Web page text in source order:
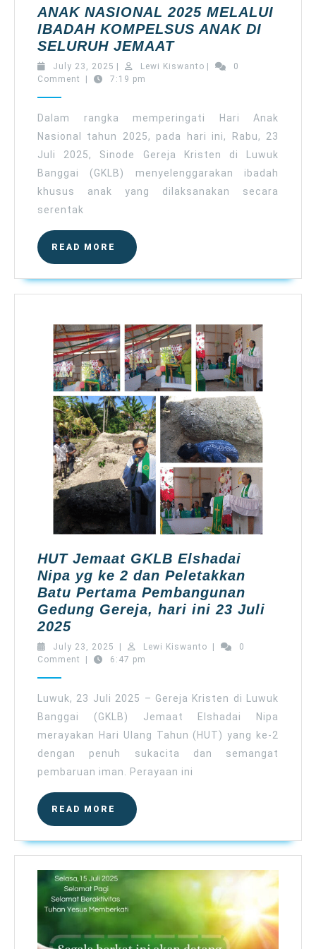
ANAK NASIONAL 2025 MELALUI
IBADAH KOMPELSUS ANAK DI
SELURUH JEMAATSINODE
GKLB
ANAK
NASIONAL
2025
IBADAH
KOMPELSUS
July 23, 2025 July
23,
Lewi KiswantoLewi
0
Comment
7:19 pm
Dalam rangka memperingati Hari Anak
Nasional tahun 2025, pada hari ini, Rabu, 23
Juli 2025, Sinode Gereja Kristen di Luwuk
Banggai (GKLB) menyelenggarakan ibadah
khusus anak yang dilaksanakan secara
serentak
READ MORE
READ
MORE
HUT Jemaat GKLB Elshadai
Nipa yg ke 2 dan Peletakkan
Batu Pertama Pembangunan
Gedung Gereja, hari ini 23 Juli
2025HUT
Jemaat
GKLB
Nipa
yg
ke
2
dan
Peletakkan
Batu
Pertama
Pembangunan
Gedung
hari
ini
23
Juli
July 23, 2025 July
23,
| Lewi KiswantoLewi
|
0
Comment
| 6:47 pm
Luwuk, 23 Juli 2025 – Gereja Kristen di Luwuk
Banggai (GKLB) Jemaat Elshadai Nipa
merayakan Hari Ulang Tahun (HUT) yang ke-2
dengan penuh sukacita dan semangat
pembaruan iman. Perayaan ini
READ MORE
READ
MORE